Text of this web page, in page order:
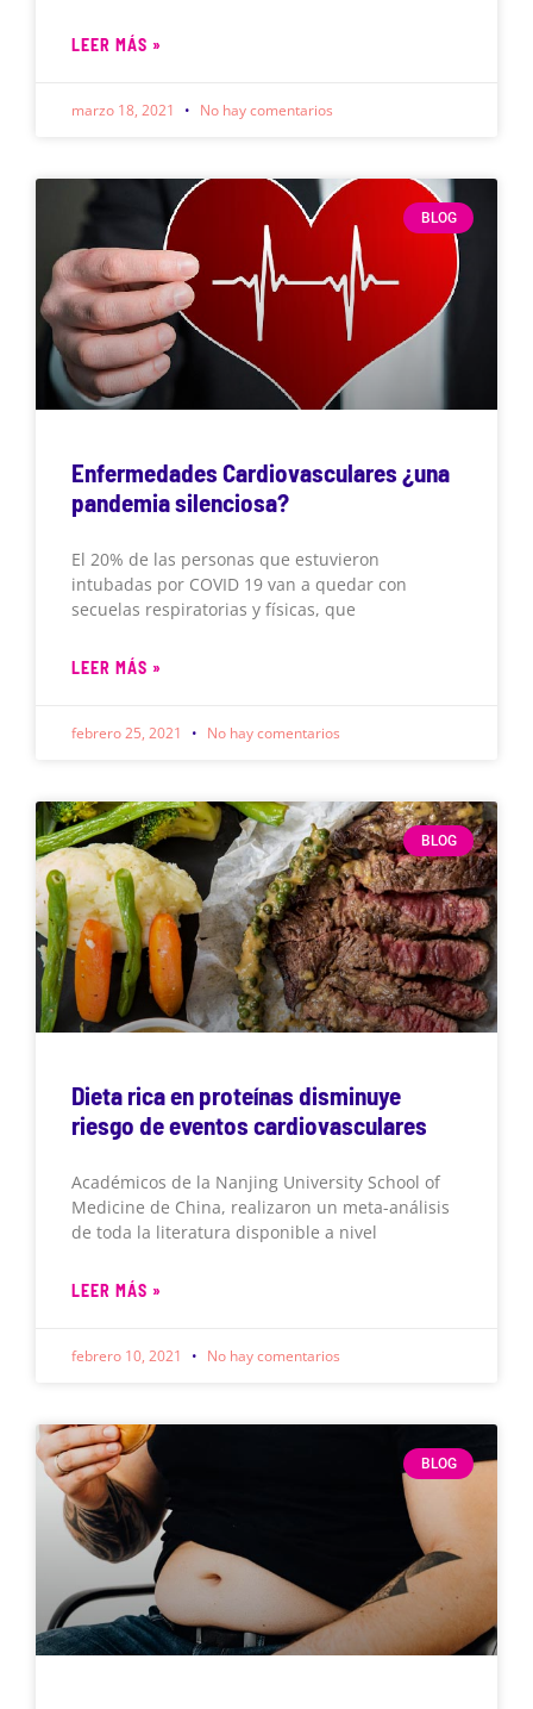
LEER MÁS »
marzo 18, 2021 No hay comentarios
BLOG
Enfermedades Cardiovasculares ¿una
pandemia silenciosa?
El 20% de las personas que estuvieron
intubadas por COVID 19 van a quedar con
secuelas respiratorias y físicas, que
LEER MÁS »
febrero 25, 2021 No hay comentarios
BLOG
Dieta rica en proteínas disminuye
riesgo de eventos cardiovasculares
Académicos de la Nanjing University School of
Medicine de China, realizaron un meta-análisis
de toda la literatura disponible a nivel
LEER MÁS »
febrero 10, 2021 No hay comentarios
BLOG